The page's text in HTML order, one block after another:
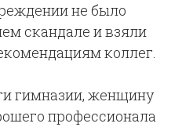
не было
скандале и взяли
коллег.
гимназии, женщину
профессионала